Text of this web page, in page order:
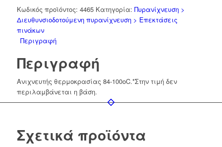
Κωδικός προϊόντος: 4465 Κατηγορία: Πυρανίχνευση >
Διευθυνσιοδοτούμενη πυρανίχνευση > Επεκτάσεις
πινάκων
Περιγραφή
Περιγραφή
Ανιχνευτής θερμοκρασίας 84-100οC.*Στην τιμή δεν
περιλαμβάνεται η βάση.
Σχετικά προϊόντα